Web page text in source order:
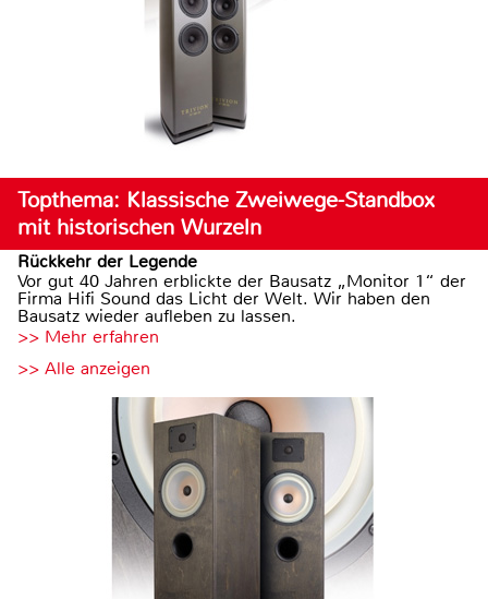
Topthema: Klassische Zweiwege-Standbox
mit historischen Wurzeln
Rückkehr der Legende
Vor gut 40 Jahren erblickte der Bausatz „Monitor 1“ der
Firma Hifi Sound das Licht der Welt. Wir haben den
Bausatz wieder aufleben zu lassen.
>> Mehr erfahren
>> Alle anzeigen